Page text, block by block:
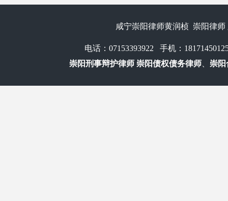
咸宁崇阳律师黄润桢 崇阳律
电话：07153393922 手机：
崇阳刑事辩护律师 崇阳债权债务律师
崇阳